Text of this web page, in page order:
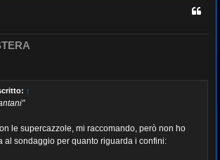
↑
le supercazzole, mi raccomando, però non ho
al sondaggio per quanto riguarda i confini: